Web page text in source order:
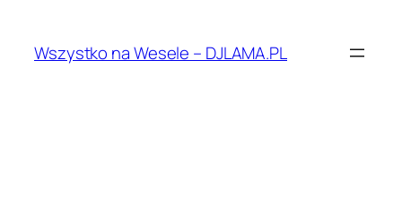
treściWszystko na Wesele – DJLAMA.PL